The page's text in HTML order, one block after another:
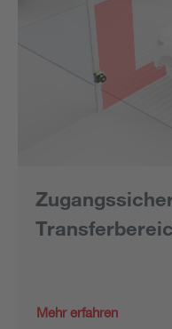
Mehr erfahren